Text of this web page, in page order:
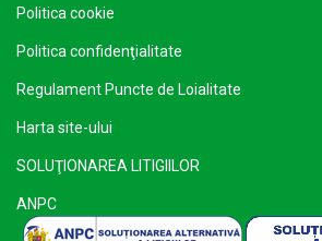
Politica cookie
Politica confidenţialitate
Regulament Puncte de Loialitate
Harta site-ului
SOLUŢIONAREA LITIGIILOR
ANPC